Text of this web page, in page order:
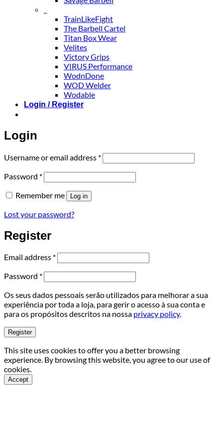
TrainLikeFight
The Barbell Cartel
Titan Box Wear
Velites
Victory Grips
VIRUS Performance
WodnDone
WOD Welder
Wodable
Login / Register
Login
Username or email address *Required
Password *Required
Remember me Log in
Lost your password?
Register
Email address *Required
Password *Required
Os seus dados pessoais serão utilizados para melhorar a sua
experiência por toda a loja, para gerir o acesso à sua conta e
para os propósitos descritos na nossa privacy policy.
Register
This site uses cookies to offer you a better browsing
experience. By browsing this website, you agree to our use of
cookies.
Accept